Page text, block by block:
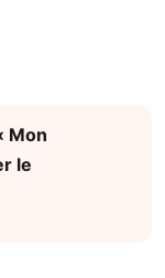
Mon
le